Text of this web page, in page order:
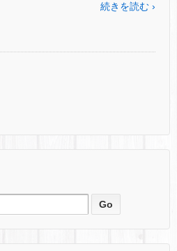
続きを読む ›